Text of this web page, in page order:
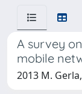
A survey
mobile
2013 M.